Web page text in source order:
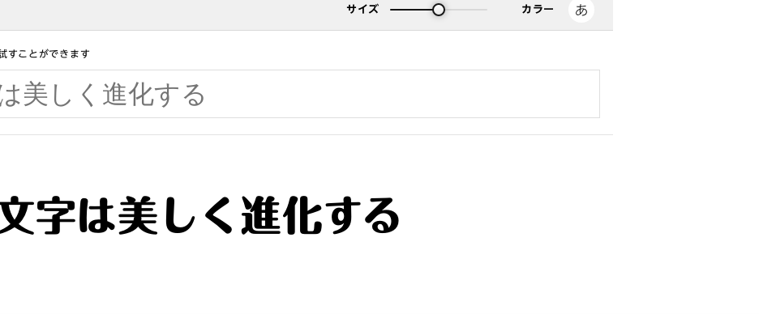
サイズ カラー
すことができます
字は美しく進化する